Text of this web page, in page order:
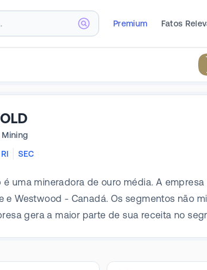
Premium Fatos
SEC
é uma mineradora de ouro média. A
e Westwood - Canadá. Os segmentos não
gera a maior parte de sua receita no